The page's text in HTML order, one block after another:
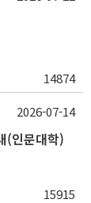
14874
(인문대학)
15915
2026-07-14